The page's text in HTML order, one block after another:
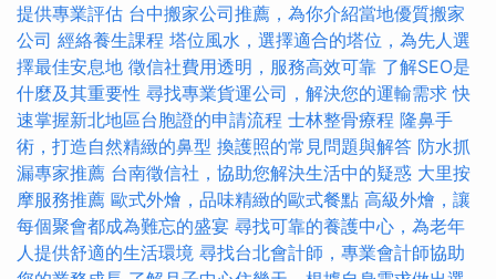
提供專業評估 台中搬家公司推薦，為你介紹當地優質搬家
公司 經絡養生課程 塔位風水，選擇適合的塔位，為先人選
擇最佳安息地 徵信社費用透明，服務高效可靠 了解SEO是
什麼及其重要性 尋找專業貨運公司，解決您的運輸需求 快
速掌握新北地區台胞證的申請流程 士林整骨療程 隆鼻手
術，打造自然精緻的鼻型 換護照的常見問題與解答 防水抓
漏專家推薦 台南徵信社，協助您解決生活中的疑惑 大里按
摩服務推薦 歐式外燴，品味精緻的歐式餐點 高級外燴，讓
每個聚會都成為難忘的盛宴 尋找可靠的養護中心，為老年
人提供舒適的生活環境 尋找台北會計師，專業會計師協助